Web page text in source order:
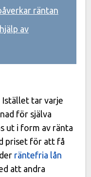
räntan
av
Istället tar varje
för själva
ut i form av ränta
priset för att få
räntefria lån
att andra